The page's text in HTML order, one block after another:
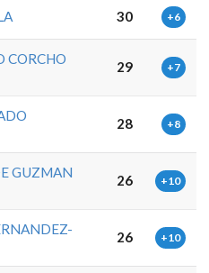
30 +6
CORCHO
29 +7
28 +8
GUZMAN
26 +10
26 +10